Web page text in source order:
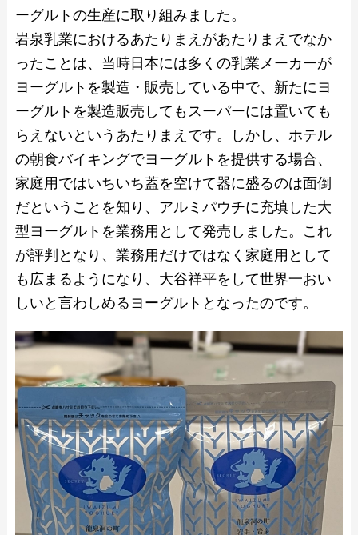
ーグルトの生産に取り組みました。
岩泉乳業におけるあたりまえがあたりまえでなか
ったことは、当時日本には多くの乳業メーカーが
ヨーグルトを製造・販売している中で、新たにヨ
ーグルトを製造販売してもスーパーには置いても
らえないというあたりまえです。しかし、ホテル
の朝食バイキングでヨーグルトを提供する場合、
家庭用ではいちいち蓋を空けて器に盛るのは面倒
だということを知り、アルミパウチに充填した大
型ヨーグルトを業務用として発売しました。これ
が評判となり、業務用だけではなく家庭用として
も広まるようになり、大谷祥平をして世界一おい
しいと言わしめるヨーグルトとなったのです。